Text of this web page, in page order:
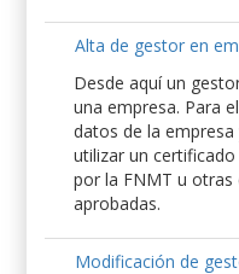
Alta de gestor en
Desde aquí un
una empresa. Para
datos de la
utilizar un
por la FNMT u otras
aprobadas.
Modificación de